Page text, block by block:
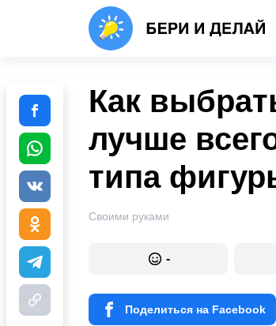
Как
лучше
типа
Своими руками
-
Поделиться на Facebook